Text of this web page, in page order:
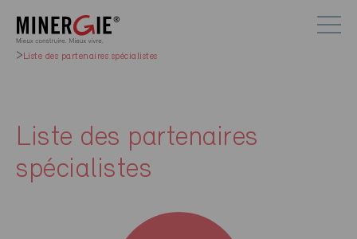
Liste des partenaires spécialistes
Liste des partenaires
spécialistes